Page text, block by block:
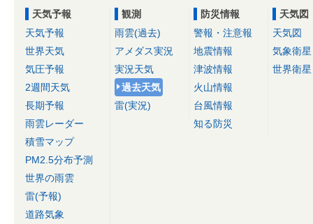
天気予報
天気予報
世界天気
気圧予報
2週間天気
長期予報
雨雲レーダー
積雪マップ
PM2.5分布予測
世界の雨雲
雷(予報)
道路気象
観測
雨雲(過去)
アメダス実況
実況天気
過去天気
雷(実況)
防災情報
警報・注意報
地震情報
津波情報
火山情報
台風情報
知る防災
天気図
天気図
気象衛星
世界衛星